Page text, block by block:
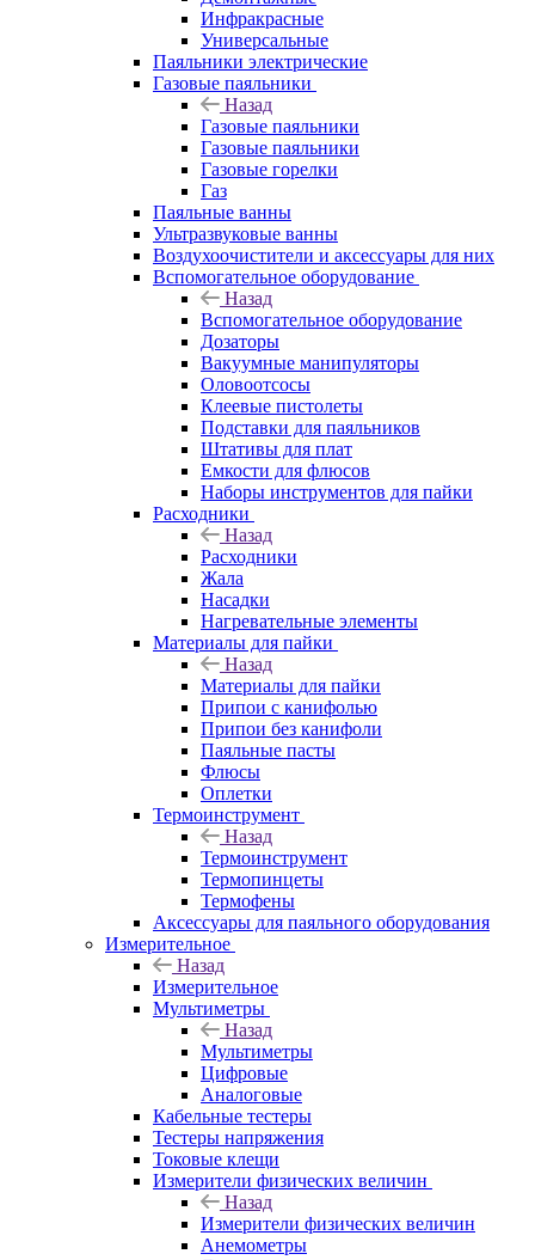
Инфракрасные
Универсальные
Паяльники электрические
Газовые паяльники
Назад
Газовые паяльники
Газовые паяльники
Газовые горелки
Газ
Паяльные ванны
Ультразвуковые ванны
Воздухоочистители и аксессуары для них
Вспомогательное оборудование
Назад
Вспомогательное оборудование
Дозаторы
Вакуумные манипуляторы
Оловоотсосы
Клеевые пистолеты
Подставки для паяльников
Штативы для плат
Емкости для флюсов
Наборы инструментов для пайки
Расходники
Назад
Расходники
Жала
Насадки
Нагревательные элементы
Материалы для пайки
Назад
Материалы для пайки
Припои с канифолью
Припои без канифоли
Паяльные пасты
Флюсы
Оплетки
Термоинструмент
Назад
Термоинструмент
Термопинцеты
Термофены
Аксессуары для паяльного оборудования
Измерительное
Назад
Измерительное
Мультиметры
Назад
Мультиметры
Цифровые
Аналоговые
Кабельные тестеры
Тестеры напряжения
Токовые клещи
Измерители физических величин
Назад
Измерители физических величин
Анемометры